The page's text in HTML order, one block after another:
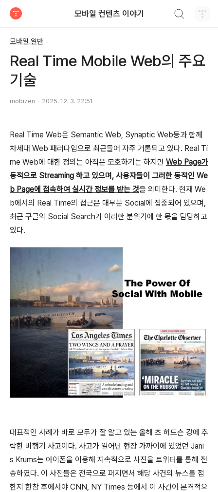
모바일 컨텐츠 이야기
모바일 일반
Real Time Mobile Web의 주요
기술
mobizen 2025. 12. 3. 22:51
Real Time Web은 Semantic Web, Synaptic Web등과 함께
차세대 Web 패러다임으로 최근들어 자주 거론되고 있다. Real Ti
me Web에 대한 정의는 아직은 모호하기는 하지만 Web Page가
동적으로 Streaming 하고 있으며, 사용자들이 그러한 동적인 We
b Page에 접속하여 실시간 정보를 받는 것을 의미한다. 현재 We
b에서의 Real Time의 접근은 대부분 Social에 집중되어 있으며,
최근 구글의 Social Search가 이러한 분위기에 한 몫을 담당하고
있다.
대표적인 사례가 바로 모두가 잘 알고 있는 올해 초 허드슨 강에 추
락한 비행기 사고이다. 사고가 일어난 현장 가까이에 있었던 Jani
s Krums는 아이폰을 이용해 지속적으로 사진을 트위터를 통해 전
송하였다. 이 사진들은 전국으로 퍼지면서 해당 사건의 뉴스를 접
한지 한참 후에서야 CNN, NY Times 등에서 이 사건이 본격적으